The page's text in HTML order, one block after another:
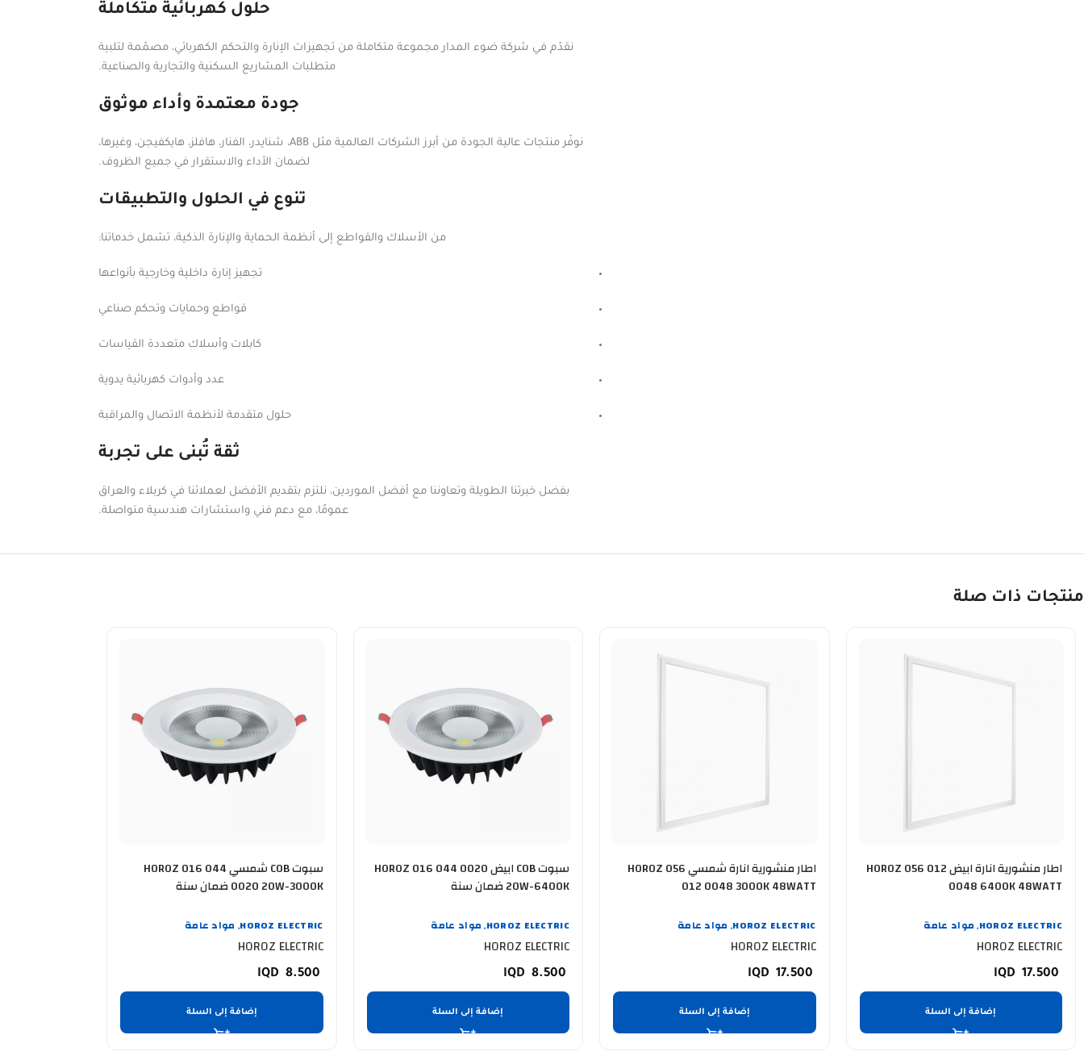
حلول كهربائية متكاملة
نقدّم في شركة ضوء المدار مجموعة متكاملة من تجهيزات الإنارة والتحكم الكهربائي، مصمّمة لتلبية
متطلبات المشاريع السكنية والتجارية والصناعية.
جودة معتمدة وأداء موثوق
نوفّر منتجات عالية الجودة من أبرز الشركات العالمية مثل ABB، شنايدر، الفنار، هافلز، هايكفيجن، وغيرها،
لضمان الأداء والاستقرار في جميع الظروف.
تنوع في الحلول والتطبيقات
من الأسلاك والقواطع إلى أنظمة الحماية والإنارة الذكية، تشمل خدماتنا:
تجهيز إنارة داخلية وخارجية بأنواعها
قواطع وحمايات وتحكم صناعي
كابلات وأسلاك متعددة القياسات
عدد وأدوات كهربائية يدوية
حلول متقدمة لأنظمة الاتصال والمراقبة
ثقة تُبنى على تجربة
بفضل خبرتنا الطويلة وتعاوننا مع أفضل الموردين، نلتزم بتقديم الأفضل لعملائنا في كربلاء والعراق
عمومًا، مع دعم فني واستشارات هندسية متواصلة.
منتجات ذات صلة
اطار منشورية انارة ابيض HOROZ 056 012
0048 6400K 48WATT
HOROZ ELECTRIC
, مواد عامة
HOROZ ELECTRIC
17.500
إضافة إلى السلة
اطار منشورية انارة شمسي HOROZ 056
012 0048 3000K 48WATT
HOROZ ELECTRIC
, مواد عامة
HOROZ ELECTRIC
17.500
إضافة إلى السلة
سبوت COB ابيض HOROZ 016 044 0020
20W-6400K ضمان سنة
HOROZ ELECTRIC
, مواد عامة
HOROZ ELECTRIC
8.500
إضافة إلى السلة
سبوت COB شمسي HOROZ 016 044
0020 20W-3000K ضمان سنة
HOROZ ELECTRIC
, مواد عامة
HOROZ ELECTRIC
8.500
إضافة إلى السلة